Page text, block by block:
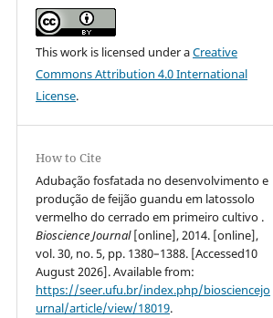
This work is licensed under aCreative
Commons Attribution 4.0 International
License.
How to Cite
Adubação fosfatada no desenvolvimento e
produção de feijão guandu em latossolo
vermelho do cerrado em primeiro cultivo .
Bioscience Journal[online], 2014. [online],
vol. 30, no. 5, pp. 1380–1388. [Accessed10
August 2026]. Available from:
https://seer.ufu.br/index.php/biosciencejo
urnal/article/view/18019.